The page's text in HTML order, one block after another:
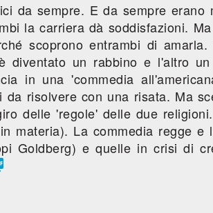
da sempre. E da sempre
la carriera dà soddisfazioni.
scoprono entrambi di
diventato un rabbino e l'altro
in una 'commedia
da risolvere con una risata. Ma
delle 'regole' delle due
materia). La commedia regge
Goldberg) e quelle in crisi di